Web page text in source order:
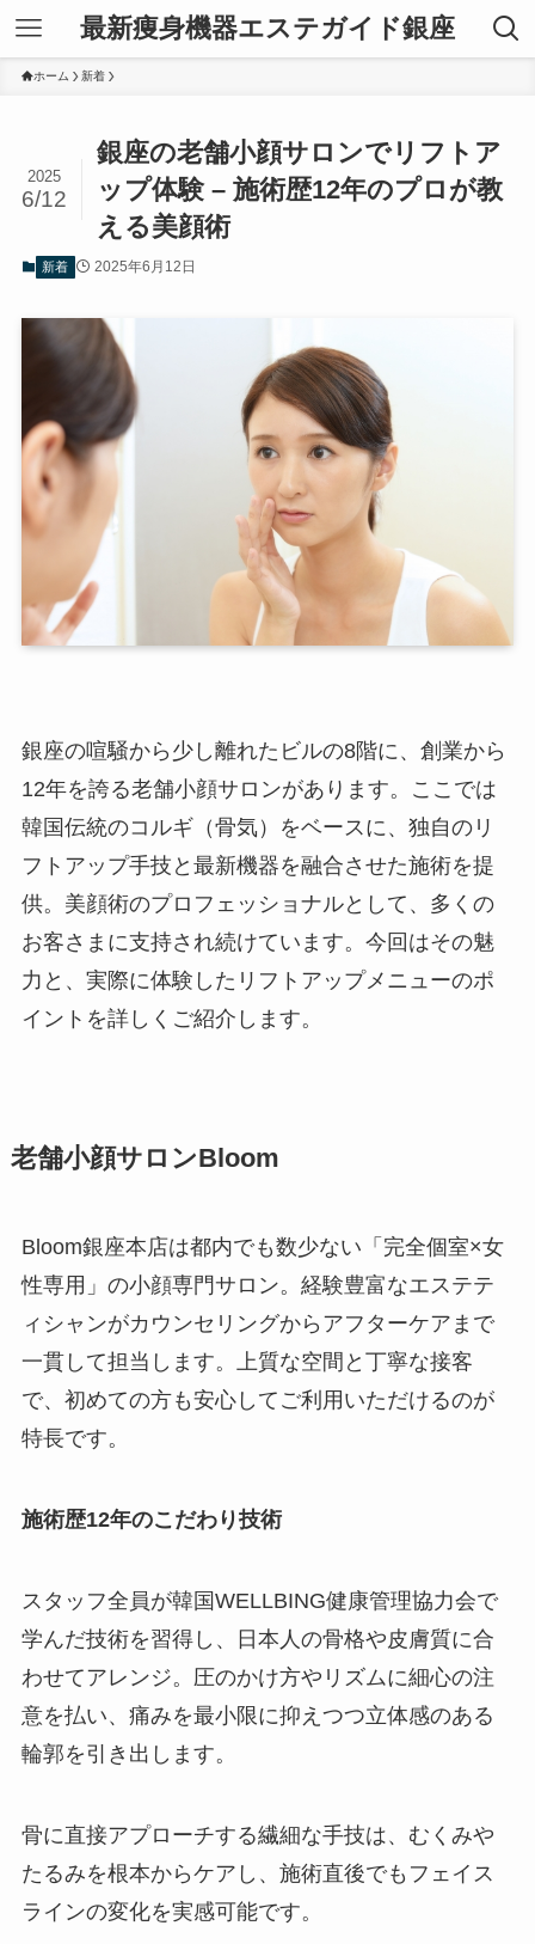
最新痩身機器エステガイド銀座
ホーム 新着
銀座の老舗小顔サロンでリフトア
ップ体験 – 施術歴12年のプロが教
える美顔術
2025
6/12
新着 2025年6月12日
銀座の喧騒から少し離れたビルの8階に、創業から
12年を誇る老舗小顔サロンがあります。ここでは
韓国伝統のコルギ（骨気）をベースに、独自のリ
フトアップ手技と最新機器を融合させた施術を提
供。美顔術のプロフェッショナルとして、多くの
お客さまに支持され続けています。今回はその魅
力と、実際に体験したリフトアップメニューのポ
イントを詳しくご紹介します。
老舗小顔サロンBloom
Bloom銀座本店は都内でも数少ない「完全個室×女
性専用」の小顔専門サロン。経験豊富なエステテ
ィシャンがカウンセリングからアフターケアまで
一貫して担当します。上質な空間と丁寧な接客
で、初めての方も安心してご利用いただけるのが
特長です。
施術歴12年のこだわり技術
スタッフ全員が韓国WELLBING健康管理協力会で
学んだ技術を習得し、日本人の骨格や皮膚質に合
わせてアレンジ。圧のかけ方やリズムに細心の注
意を払い、痛みを最小限に抑えつつ立体感のある
輪郭を引き出します。
骨に直接アプローチする繊細な手技は、むくみや
たるみを根本からケアし、施術直後でもフェイス
ラインの変化を実感可能です。